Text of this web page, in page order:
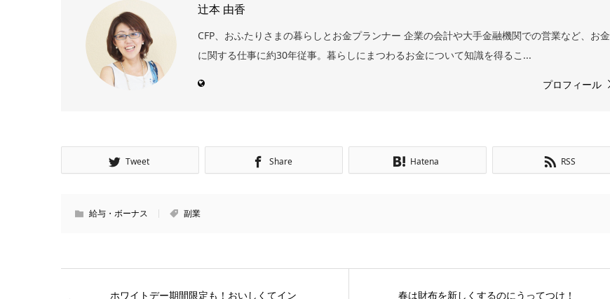
辻本 由香
CFP、おふたりさまの暮らしとお金プランナー 企業の会計や大手金融機関での営業など、お金
に関する仕事に約30年従事。暮らしにまつわるお金について知識を得るこ...
プロフィール
Tweet Share Hatena RSS
給与・ボーナス 副業
ホワイトデー期間限定も！おいしくてイン
春は財布を新しくするのにうってつけ！